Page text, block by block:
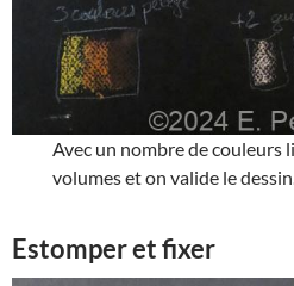
Avec un nombre de couleurs
volumes et on valide le
Estomper et fixer